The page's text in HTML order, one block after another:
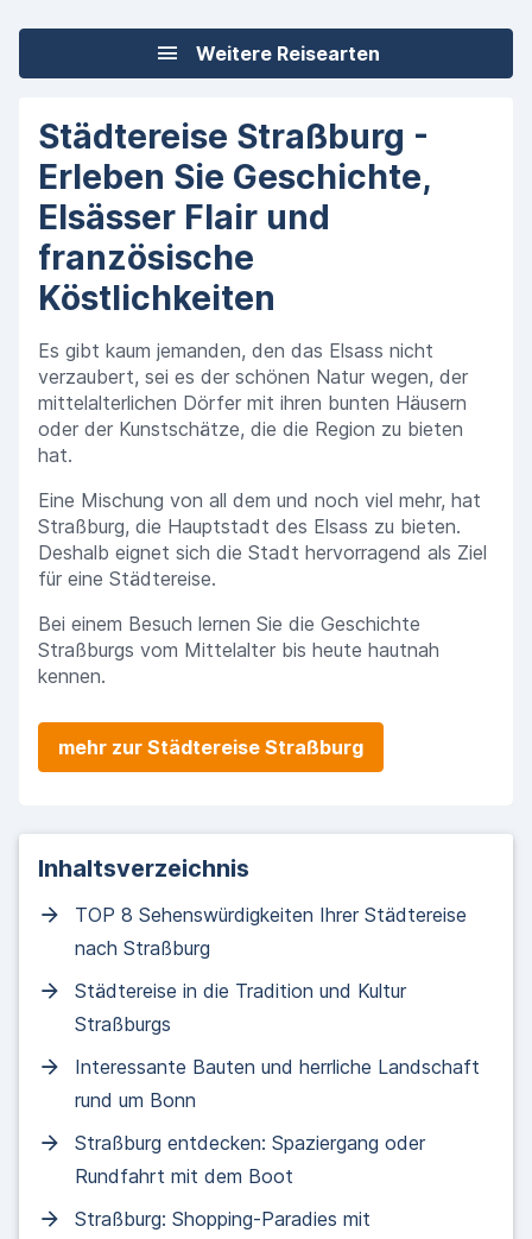
Weitere Reisearten
Städtereise Straßburg -
Erleben Sie Geschichte,
Elsässer Flair und
französische
Köstlichkeiten
Es gibt kaum jemanden, den das Elsass nicht
verzaubert, sei es der schönen Natur wegen, der
mittelalterlichen Dörfer mit ihren bunten Häusern
oder der Kunstschätze, die die Region zu bieten
hat.
Eine Mischung von all dem und noch viel mehr, hat
Straßburg, die Hauptstadt des Elsass zu bieten.
Deshalb eignet sich die Stadt hervorragend als Ziel
für eine Städtereise.
Bei einem Besuch lernen Sie die Geschichte
Straßburgs vom Mittelalter bis heute hautnah
kennen.
mehr zur Städtereise Straßburg
Inhaltsverzeichnis
TOP 8 Sehenswürdigkeiten Ihrer Städtereise
nach Straßburg
Städtereise in die Tradition und Kultur
Straßburgs
Interessante Bauten und herrliche Landschaft
rund um Bonn
Straßburg entdecken: Spaziergang oder
Rundfahrt mit dem Boot
Straßburg: Shopping-Paradies mit